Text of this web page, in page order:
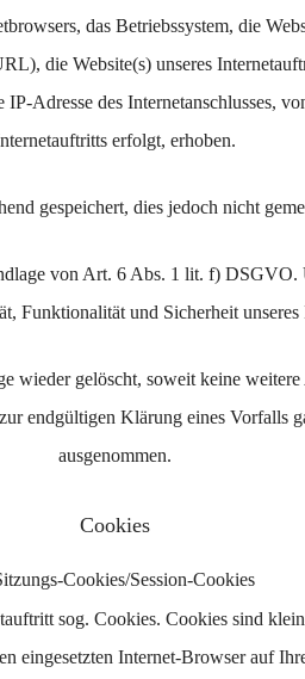
das Betriebssystem, die
die Website(s) unseres
Adresse des Internetanschlusses,
erfolgt, erhoben.
gespeichert, dies jedoch nicht
von Art. 6 Abs. 1 lit. f) DSGVO.
Funktionalität und Sicherheit
wieder gelöscht, soweit keine
endgültigen Klärung eines Vorfalls
ausgenommen.
Cookies
Cookies/Session-Cookies
sog. Cookies. Cookies sind
eingesetzten Internet-Browser auf